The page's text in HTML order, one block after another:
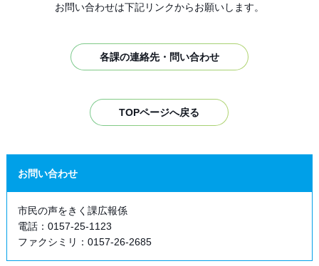
お問い合わせは下記リンクからお願いします。
各課の連絡先・問い合わせ
TOPページへ戻る
お問い合わせ
市民の声をきく課広報係
電話：0157-25-1123
ファクシミリ：0157-26-2685